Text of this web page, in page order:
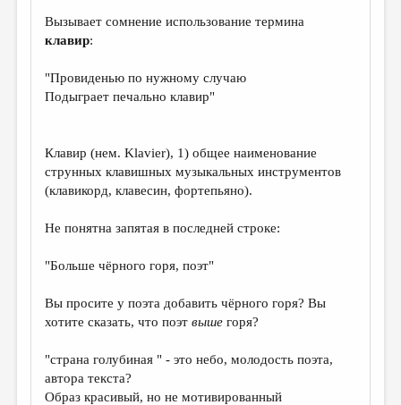
Вызывает сомнение использование термина
клавир:
"Провиденью по нужному случаю
Подыграет печально клавир"
Клавир (нем. Klavier), 1) общее наименование
струнных клавишных музыкальных инструментов
(клавикорд, клавесин, фортепьяно).
Не понятна запятая в последней строке:
"Больше чёрного горя, поэт"
Вы просите у поэта добавить чёрного горя? Вы
хотите сказать, что поэт выше горя?
"страна голубиная " - это небо, молодость поэта,
автора текста?
Образ красивый, но не мотивированный